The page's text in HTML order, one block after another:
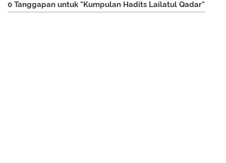
0 Tanggapan untuk "Kumpulan Hadits Lailatul Qadar"